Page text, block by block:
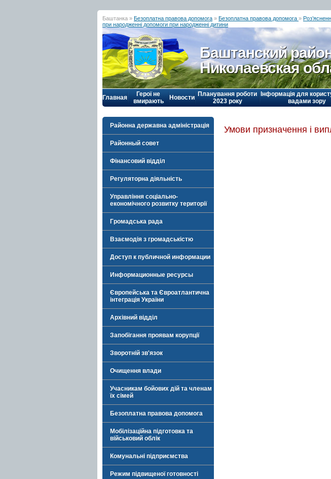
Баштанка » Безоплатна правова допомога » Безоплатна правова допомога »
при народженні допомоги при народженні дитини
Баштанский
Николаевская
Главная
Герої не
вмирають
Новости Планування роботи
2023 року
Інформація для
вадами зору
Районна державна адміністрація
Районный совет
Фінансовий відділ
Регуляторна діяльність
Управління соціально-
економічного розвитку території
Громадська рада
Взаємодія з громадськістю
Доступ к публичной информации
Информационные ресурсы
Європейська та Євроатлантична
інтеграція України
Архівний відділ
Запобігання проявам корупції
Зворотній зв'язок
Очищення влади
Учасникам бойових дій та членам
їх сімей
Безоплатна правова допомога
Мобілізаційна підготовка та
військовий облік
Комунальні підприємства
Режим підвищеної готовності
Умови призначення і